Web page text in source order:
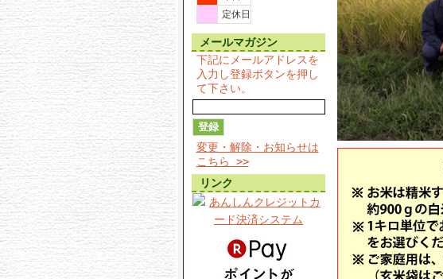
定休日
メールマガジン
下記にメールアドレスを
入力し登録ボタンを押し
て下さい。
変更・解除・お知らせは
こちら >>
リンク